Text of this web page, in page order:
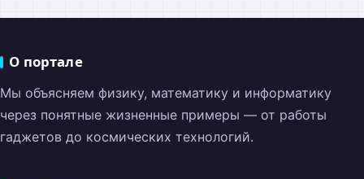
О портале
Мы объясняем физику, математику и информатику
через понятные жизненные примеры — от работы
гаджетов до космических технологий.